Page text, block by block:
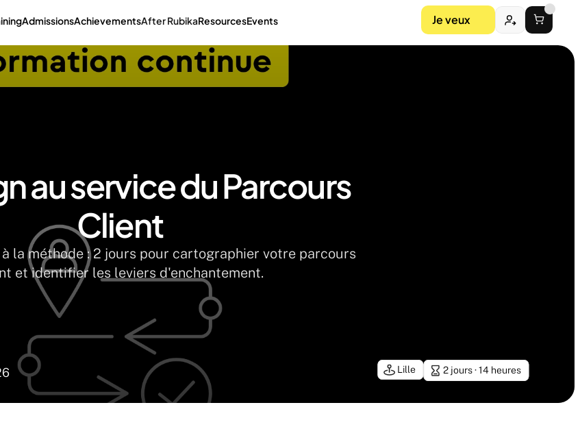
AdmissionsAchievementsAfter RubikaResourcesEvents Je veux
au service du Parcours
Client
la méthode : 2 jours pour cartographier votre parcours
et identifier les leviers d'enchantement.
Lille 2 jours · 14 heures